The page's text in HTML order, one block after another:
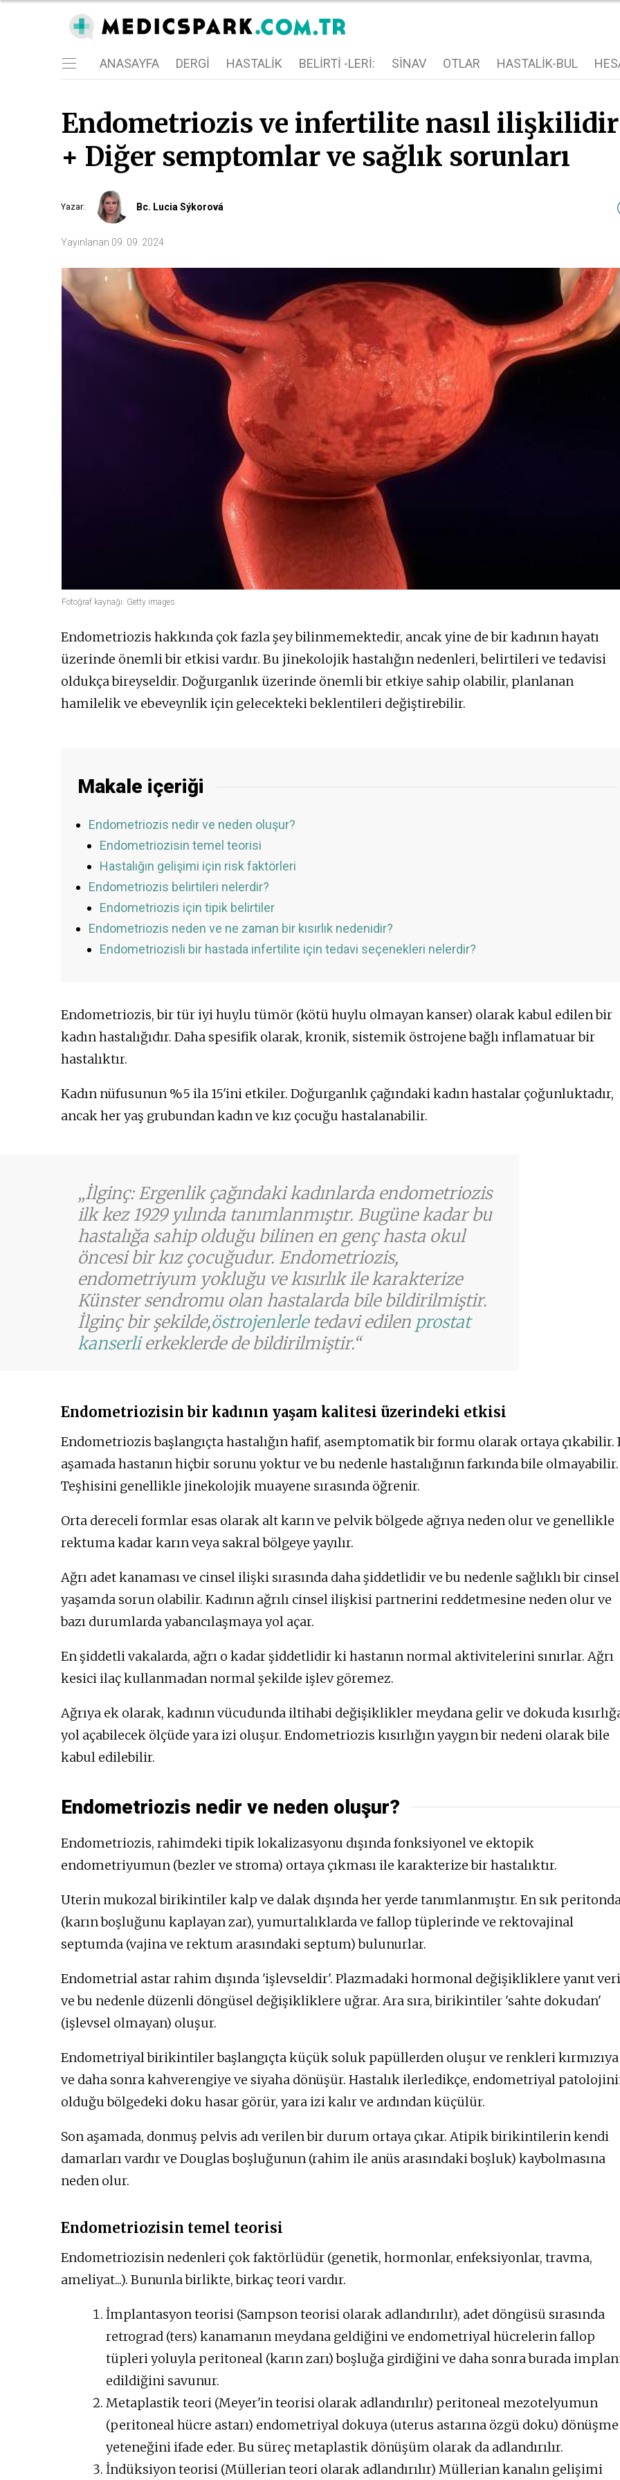
ANASAYFA DERGI HASTALIK BELIRTI -LERI: SINAV OTLAR HASTALIK-BUL
Endometriozis ve infertilite nasıl ilişkilidir
+ Diğer semptomlar ve sağlık sorunları
Yazar: Bc. Lucia Sýkorová
Yayınlanan 09. 09. 2024
Fotoğraf kaynağı: Getty images
Endometriozis hakkında çok fazla şey bilinmemektedir, ancak yine de bir kadının hayatı
üzerinde önemli bir etkisi vardır. Bu jinekolojik hastalığın nedenleri, belirtileri ve tedavisi
oldukça bireyseldir. Doğurganlık üzerinde önemli bir etkiye sahip olabilir, planlanan
hamilelik ve ebeveynlik için gelecekteki beklentileri değiştirebilir.
Makale içeriği
Endometriozis nedir ve neden oluşur?
Endometriozisin temel teorisi
Hastalığın gelişimi için risk faktörleri
Endometriozis belirtileri nelerdir?
Endometriozis için tipik belirtiler
Endometriozis neden ve ne zaman bir kısırlık nedenidir?
Endometriozisli bir hastada infertilite için tedavi seçenekleri nelerdir?
Endometriozis, bir tür iyi huylu tümör (kötü huylu olmayan kanser) olarak kabul edilen bir
kadın hastalığıdır. Daha spesifik olarak, kronik, sistemik östrojene bağlı inflamatuar bir
hastalıktır.
Kadın nüfusunun %5 ila 15'ini etkiler. Doğurganlık çağındaki kadın hastalar çoğunluktadır,
ancak her yaş grubundan kadın ve kız çocuğu hastalanabilir.
İlginç: Ergenlik çağındaki kadınlarda endometriozis
ilk kez 1929 yılında tanımlanmıştır. Bugüne kadar bu
hastalığa sahip olduğu bilinen en genç hasta okul
öncesi bir kız çocuğudur. Endometriozis,
endometriyum yokluğu ve kısırlık ile karakterize
Künster sendromu olan hastalarda bile bildirilmiştir.
İlginç bir şekilde,östrojenlerletedavi edilen prostat
kanserlierkeklerde de bildirilmiştir.
Endometriozisin bir kadının yaşam kalitesi üzerindeki etkisi
Endometriozis başlangıçta hastalığın hafif, asemptomatik bir formu olarak ortaya çıkabilir.
aşamada hastanın hiçbir sorunu yoktur ve bu nedenle hastalığının farkında bile olmayabilir.
Teşhisini genellikle jinekolojik muayene sırasında öğrenir.
Orta dereceli formlar esas olarak alt karın ve pelvik bölgede ağrıya neden olur ve genellikle
rektuma kadar karın veya sakral bölgeye yayılır.
Ağrı adet kanaması ve cinsel ilişki sırasında daha şiddetlidir ve bu nedenle sağlıklı bir cinsel
yaşamda sorun olabilir. Kadının ağrılı cinsel ilişkisi partnerini reddetmesine neden olur ve
bazı durumlarda yabancılaşmaya yol açar.
En şiddetli vakalarda, ağrı o kadar şiddetlidir ki hastanın normal aktivitelerini sınırlar. Ağrı
kesici ilaç kullanmadan normal şekilde işlev göremez.
Ağrıya ek olarak, kadının vücudunda iltihabi değişiklikler meydana gelir ve dokuda
yol açabilecek ölçüde yara izi oluşur. Endometriozis kısırlığın yaygın bir nedeni olarak bile
kabul edilebilir.
Endometriozis nedir ve neden oluşur?
Endometriozis, rahimdeki tipik lokalizasyonu dışında fonksiyonel ve ektopik
endometriyumun (bezler ve stroma) ortaya çıkması ile karakterize bir hastalıktır.
Uterin mukozal birikintiler kalp ve dalak dışında her yerde tanımlanmıştır. En sık
(karın boşluğunu kaplayan zar), yumurtalıklarda ve fallop tüplerinde ve rektovajinal
septumda (vajina ve rektum arasındaki septum) bulunurlar.
Endometrial astar rahim dışında 'işlevseldir'. Plazmadaki hormonal değişikliklere yanıt
ve bu nedenle düzenli döngüsel değişikliklere uğrar. Ara sıra, birikintiler 'sahte dokudan'
(işlevsel olmayan) oluşur.
Endometriyal birikintiler başlangıçta küçük soluk papüllerden oluşur ve renkleri kırmızıya
ve daha sonra kahverengiye ve siyaha dönüşür. Hastalık ilerledikçe, endometriyal
olduğu bölgedeki doku hasar görür, yara izi kalır ve ardından küçülür.
Son aşamada, donmuş pelvis adı verilen bir durum ortaya çıkar. Atipik birikintilerin kendi
damarları vardır ve Douglas boşluğunun (rahim ile anüs arasındaki boşluk) kaybolmasına
neden olur.
Endometriozisin temel teorisi
Endometriozisin nedenleri çok faktörlüdür (genetik, hormonlar, enfeksiyonlar, travma,
ameliyat...). Bununla birlikte, birkaç teori vardır.
İmplantasyon teorisi (Sampson teorisi olarak adlandırılır), adet döngüsü sırasında
retrograd (ters) kanamanın meydana geldiğini ve endometriyal hücrelerin fallop
tüpleri yoluyla peritoneal (karın zarı) boşluğa girdiğini ve daha sonra burada
edildiğini savunur.
Metaplastik teori (Meyer'in teorisi olarak adlandırılır) peritoneal mezotelyumun
(peritoneal hücre astarı) endometriyal dokuya (uterus astarına özgü doku) dönüşme
yeteneğini ifade eder. Bu süreç metaplastik dönüşüm olarak da adlandırılır.
İndüksiyon teorisi (Müllerian teori olarak adlandırılır) Müllerian kanalın gelişimi